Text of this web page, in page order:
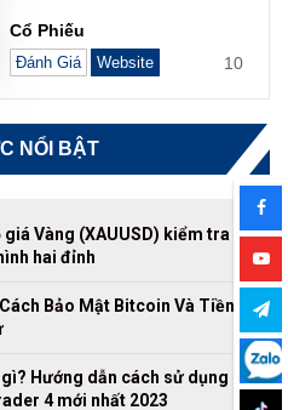
Cổ Phiếu
Đánh Giá Website 10
NỔI BẬT
giá Vàng (XAUUSD) kiểm tra
hai đỉnh
Bảo Mật Bitcoin Và Tiền
Hướng dẫn cách sử dụng
4 mới nhất 2023